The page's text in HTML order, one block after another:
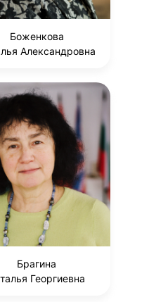
Боженкова
Александровна
Брагина
Георгиевна